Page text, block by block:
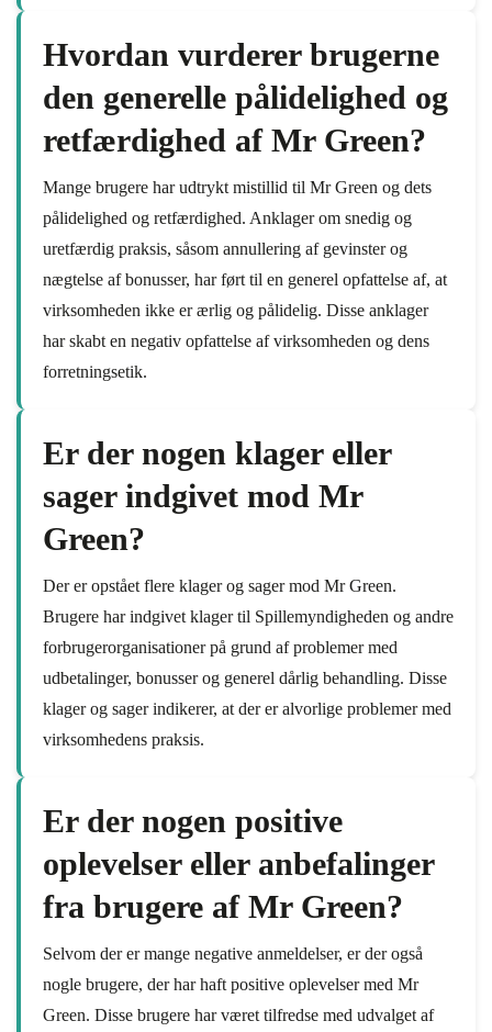
Hvordan vurderer brugerne
den generelle pålidelighed og
retfærdighed af Mr Green?
Mange brugere har udtrykt mistillid til Mr Green og dets
pålidelighed og retfærdighed. Anklager om snedig og
uretfærdig praksis, såsom annullering af gevinster og
nægtelse af bonusser, har ført til en generel opfattelse af, at
virksomheden ikke er ærlig og pålidelig. Disse anklager
har skabt en negativ opfattelse af virksomheden og dens
forretningsetik.
Er der nogen klager eller
sager indgivet mod Mr
Green?
Der er opstået flere klager og sager mod Mr Green.
Brugere har indgivet klager til Spillemyndigheden og andre
forbrugerorganisationer på grund af problemer med
udbetalinger, bonusser og generel dårlig behandling. Disse
klager og sager indikerer, at der er alvorlige problemer med
virksomhedens praksis.
Er der nogen positive
oplevelser eller anbefalinger
fra brugere af Mr Green?
Selvom der er mange negative anmeldelser, er der også
nogle brugere, der har haft positive oplevelser med Mr
Green. Disse brugere har været tilfredse med udvalget af